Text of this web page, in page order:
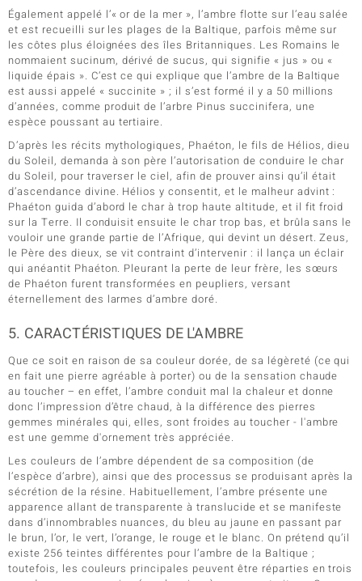
Également appelé l’« or de la mer », l’ambre flotte sur l’eau salée
et est recueilli sur les plages de la Baltique, parfois même sur
les côtes plus éloignées des îles Britanniques. Les Romains le
nommaient sucinum, dérivé de sucus, qui signifie « jus » ou «
liquide épais ». C’est ce qui explique que l’ambre de la Baltique
est aussi appelé « succinite » ; il s’est formé il y a 50 millions
d’années, comme produit de l’arbre Pinus succinifera, une
espèce poussant au tertiaire.
D’après les récits mythologiques, Phaéton, le fils de Hélios, dieu
du Soleil, demanda à son père l’autorisation de conduire le char
du Soleil, pour traverser le ciel, afin de prouver ainsi qu’il était
d’ascendance divine. Hélios y consentit, et le malheur advint :
Phaéton guida d’abord le char à trop haute altitude, et il fit froid
sur la Terre. Il conduisit ensuite le char trop bas, et brûla sans le
vouloir une grande partie de l’Afrique, qui devint un désert. Zeus,
le Père des dieux, se vit contraint d’intervenir : il lança un éclair
qui anéantit Phaéton. Pleurant la perte de leur frère, les sœurs
de Phaéton furent transformées en peupliers, versant
éternellement des larmes d’ambre doré.
5. CARACTÉRISTIQUES DE L'AMBRE
Que ce soit en raison de sa couleur dorée, de sa légèreté (ce qui
en fait une pierre agréable à porter) ou de la sensation chaude
au toucher – en effet, l’ambre conduit mal la chaleur et donne
donc l’impression d’être chaud, à la différence des pierres
gemmes minérales qui, elles, sont froides au toucher - l'ambre
est une gemme d'ornement très appréciée.
Les couleurs de l’ambre dépendent de sa composition (de
l’espèce d’arbre), ainsi que des processus se produisant après la
sécrétion de la résine. Habituellement, l’ambre présente une
apparence allant de transparente à translucide et se manifeste
dans d’innombrables nuances, du bleu au jaune en passant par
le brun, l’or, le vert, l’orange, le rouge et le blanc. On prétend qu’il
existe 256 teintes différentes pour l’ambre de la Baltique ;
toutefois, les couleurs principales peuvent être réparties en trois